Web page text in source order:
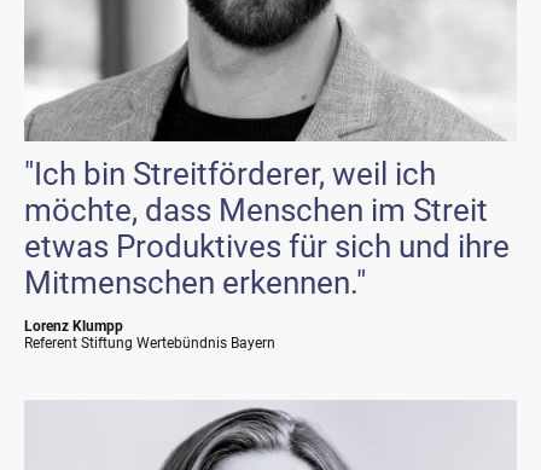
"Ich bin Streitförderer, weil ich
möchte, dass Menschen im Streit
etwas Produktives für sich und ihre
Mitmenschen erkennen."
Lorenz Klumpp
Referent Stiftung Wertebündnis Bayern